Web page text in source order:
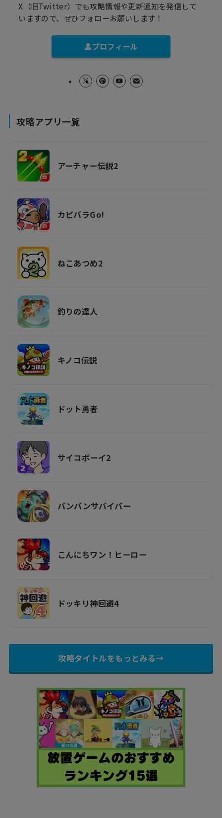
X（旧Twitter）でも攻略情報や更新通知を発信して
いますので、ぜひフォローお願いします！
プロフィール
攻略アプリ一覧
アーチャー伝説2
カピバラGo!
ねこあつめ2
釣りの達人
キノコ伝説
ドット勇者
サイコボーイ2
バンバンサバイバー
こんにちワン！ヒーロー
ドッキリ神回避4
攻略タイトルをもっとみる→